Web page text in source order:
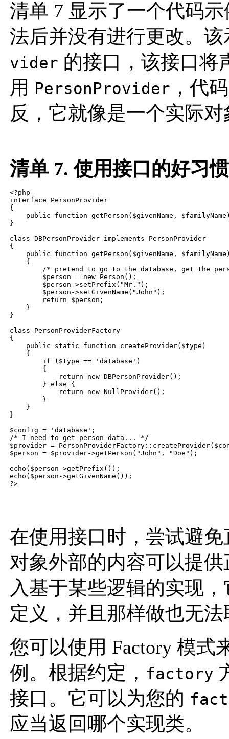
清单 7 显示了一个代码
法后并没有进行更改。
vider 的接口，该接口将
用
PersonProvider ，代
反，它就像是一个实际
清单 7. 使用接口的好习惯
<?php
interface PersonProvider
{
public function getPerson($givenName,
}
class DBPersonProvider implements PersonProvider
{
public function getPerson($givenName,
    {
/* pretend to go to the database, get the
        $person = new Person();
        $person->setPrefix("Mr.");
        $person->setGivenName("John");
        return $person;
    }
}
class PersonProviderFactory
{
    public static function createProvider($type)
    {
        if ($type == 'database')
        {
            return new DBPersonProvider();
        } else {
            return new NullProvider();
        }
    }
}
$config = 'database';
/* I need to get person data... */
$provider =
$person = $provider->getPerson("John", "Doe");
echo($person->getPrefix());
echo($person->getGivenName());
在使用接口时，尝试避
对象外部的内容可以提
入基于某些逻辑的实现
定义，并且那样做也无
您可以使用 Factory 模式
例。根据约定， factory
接口。它可以为您的
应当返回哪个实现类。